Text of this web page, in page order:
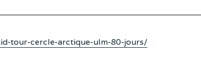
tour-cercle-arctique-ulm-80-jours/